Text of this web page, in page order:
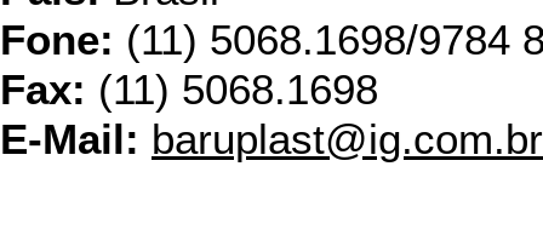
Fone: (11) 5068.1698/9784
Fax: (11) 5068.1698
E-Mail: baruplast@ig.com.br